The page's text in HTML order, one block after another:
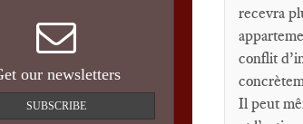
our newsletters
SUBSCRIBE
recevra
conflit
Il peut